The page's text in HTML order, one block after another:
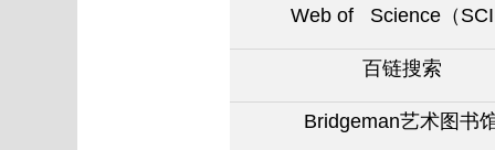
Web of Science（SCI
百链搜索
Bridgeman艺术图书